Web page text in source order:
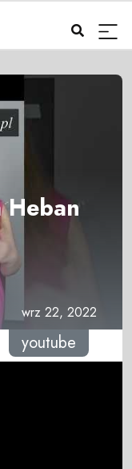
Heban
wrz 22, 2022
youtube